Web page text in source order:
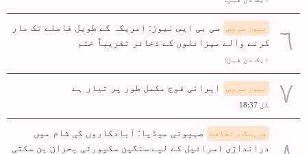
نیوز سروس
سی بی ایس نیوز: امریکہ کے طویل فاصلے تک مار
کرنے والے میزائلوں کے ذخائر تقریباً ختم
ایک دن قبل:
نیوز سروس ایرانی فوج مکمل طور پر تیار ہے
کل 18:37
فرہنگ و ثقافت
صہیونی میڈیا: آبادکاروں کی شام میں
دراندازی اسرائیل کے لیے سنگین سکیورٹی بحران بن سکتی